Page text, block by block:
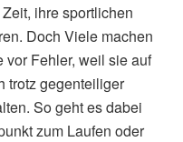
ihre sportlichen
Doch Viele machen
Fehler, weil sie auf
trotz gegenteiliger
So geht es dabei
zum Laufen oder